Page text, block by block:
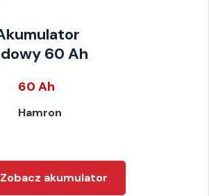
60 Ah
60 Ah
Hamron
Zobacz akumulator